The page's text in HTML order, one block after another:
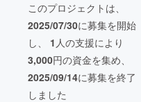
このプロジェクトは、
2025/07/30に募集を開始
し、 1 人の支援により
3,000円の資金を集め、
2025/09/14に募集を終了
しました